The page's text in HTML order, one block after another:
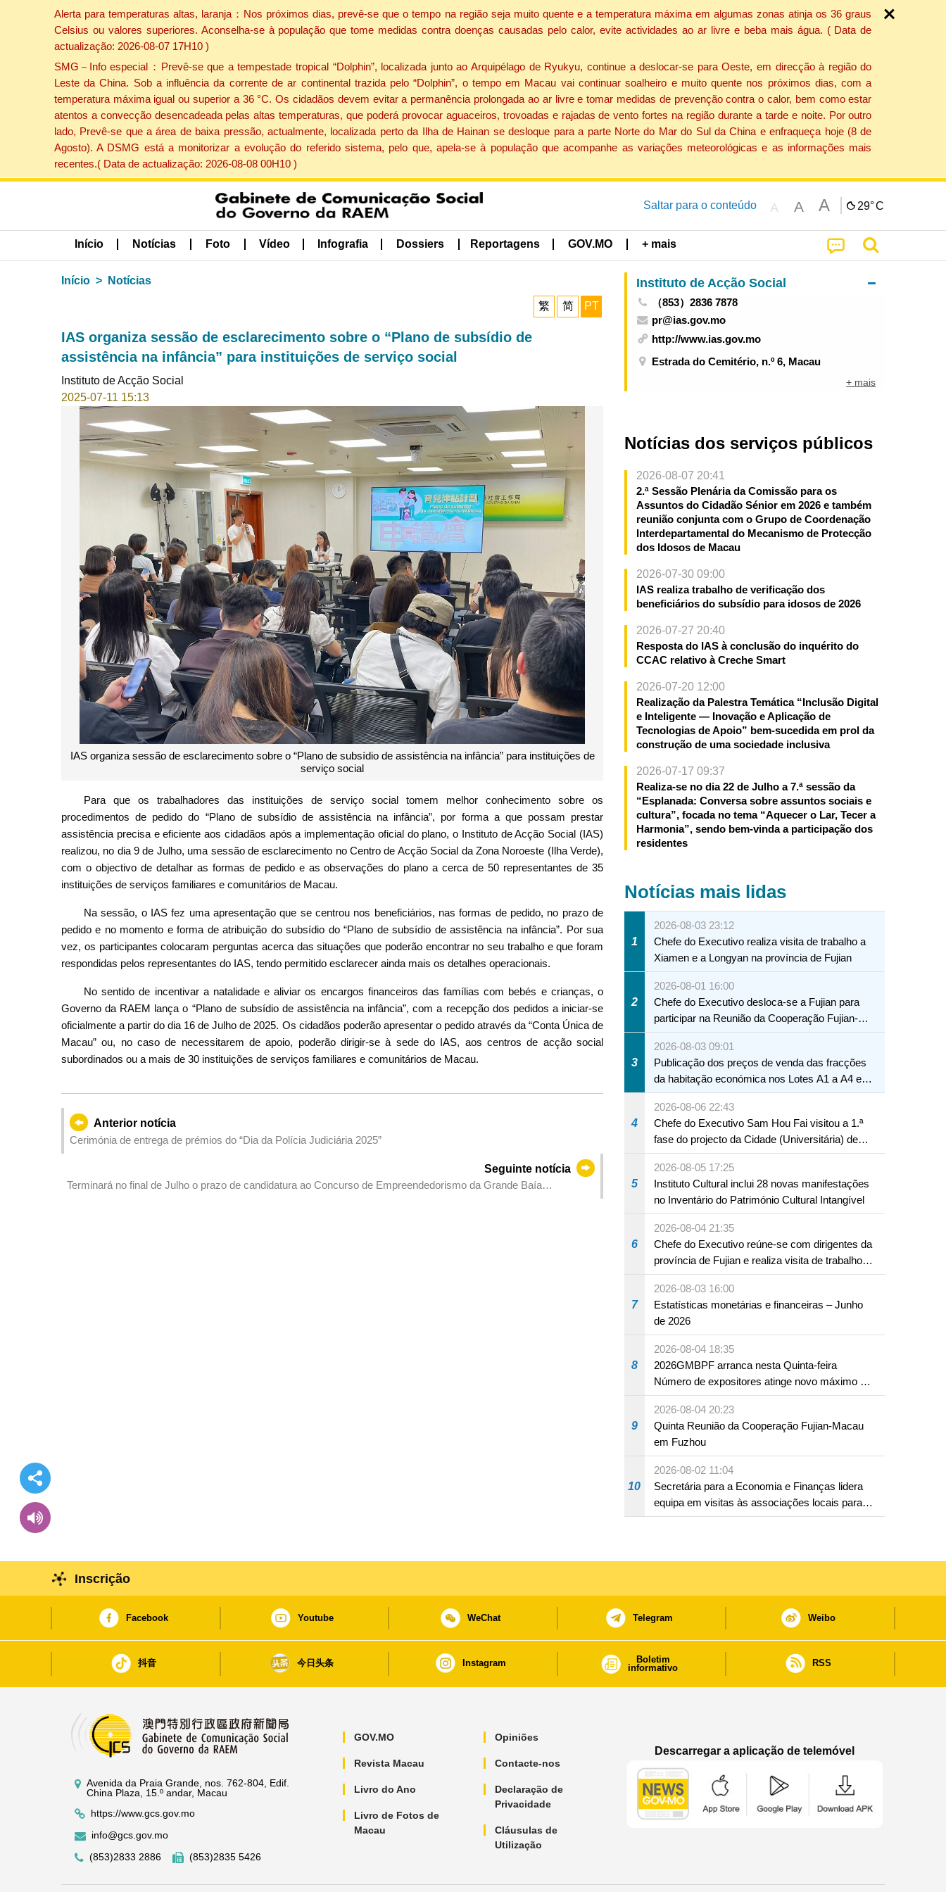
Alerta para temperaturas altas, laranja：Nos próximos dias, prevê-se que o tempo na região seja muito quente e a temperatura máxima em algumas zonas atinja os 36 graus
Celsius ou valores superiores. Aconselha-se à população que tome medidas contra doenças causadas pelo calor, evite actividades ao ar livre e beba mais água. ( Data de
actualização: 2026-08-07 17H10 )
SMG－Info especial：Prevê-se que a tempestade tropical “Dolphin”, localizada junto ao Arquipélago de Ryukyu, continue a deslocar-se para Oeste, em direcção à região do
Leste da China. Sob a influência da corrente de ar continental trazida pelo “Dolphin”, o tempo em Macau vai continuar soalheiro e muito quente nos próximos dias, com a
temperatura máxima igual ou superior a 36 °C. Os cidadãos devem evitar a permanência prolongada ao ar livre e tomar medidas de prevenção contra o calor, bem como estar
atentos a convecção desencadeada pelas altas temperaturas, que poderá provocar aguaceiros, trovoadas e rajadas de vento fortes na região durante a tarde e noite. Por outro
lado, Prevê-se que a área de baixa pressão, actualmente, localizada perto da Ilha de Hainan se desloque para a parte Norte do Mar do Sul da China e enfraqueça hoje (8 de
Agosto). A DSMG está a monitorizar a evolução do referido sistema, pelo que, apela-se à população que acompanhe as variações meteorológicas e as informações mais
recentes.( Data de actualização: 2026-08-08 00H10 )
Saltar para o conteúdo A A A 29°C
Início Notícias Foto Vídeo Infografia Dossiers Reportagens GOV.MO + mais
Início Notícias
繁 简 PT
IAS organiza sessão de esclarecimento sobre o “Plano de subsídio de
assistência na infância” para instituições de serviço social
Instituto de Acção Social
2025-07-11 15:13
IAS organiza sessão de esclarecimento sobre o “Plano de subsídio de assistência na infância” para instituições de
serviço social
Para que os trabalhadores das instituições de serviço social tomem melhor conhecimento sobre os
procedimentos de pedido do “Plano de subsídio de assistência na infância”, por forma a que possam prestar
assistência precisa e eficiente aos cidadãos após a implementação oficial do plano, o Instituto de Acção Social (IAS)
realizou, no dia 9 de Julho, uma sessão de esclarecimento no Centro de Acção Social da Zona Noroeste (Ilha Verde),
com o objectivo de detalhar as formas de pedido e as observações do plano a cerca de 50 representantes de 35
instituições de serviços familiares e comunitários de Macau.
Na sessão, o IAS fez uma apresentação que se centrou nos beneficiários, nas formas de pedido, no prazo de
pedido e no momento e forma de atribuição do subsídio do “Plano de subsídio de assistência na infância”. Por sua
vez, os participantes colocaram perguntas acerca das situações que poderão encontrar no seu trabalho e que foram
respondidas pelos representantes do IAS, tendo permitido esclarecer ainda mais os detalhes operacionais.
No sentido de incentivar a natalidade e aliviar os encargos financeiros das famílias com bebés e crianças, o
Governo da RAEM lança o “Plano de subsídio de assistência na infância”, com a recepção dos pedidos a iniciar-se
oficialmente a partir do dia 16 de Julho de 2025. Os cidadãos poderão apresentar o pedido através da “Conta Única de
Macau” ou, no caso de necessitarem de apoio, poderão dirigir-se à sede do IAS, aos centros de acção social
subordinados ou a mais de 30 instituições de serviços familiares e comunitários de Macau.
Anterior notícia
Cerimónia de entrega de prémios do “Dia da Polícia Judiciária 2025”
Seguinte notícia
Terminará no final de Julho o prazo de candidatura ao Concurso de Empreendedorismo da Grande Baía
Instituto de Acção Social
（853）2836 7878
pr@ias.gov.mo
http://www.ias.gov.mo
Estrada do Cemitério, n.º 6, Macau
+ mais
Notícias dos serviços públicos
2026-08-07 20:41
2.ª Sessão Plenária da Comissão para os
Assuntos do Cidadão Sénior em 2026 e também
reunião conjunta com o Grupo de Coordenação
Interdepartamental do Mecanismo de Protecção
dos Idosos de Macau
2026-07-30 09:00
IAS realiza trabalho de verificação dos
beneficiários do subsídio para idosos de 2026
2026-07-27 20:40
Resposta do IAS à conclusão do inquérito do
CCAC relativo à Creche Smart
2026-07-20 12:00
Realização da Palestra Temática “Inclusão Digital
e Inteligente — Inovação e Aplicação de
Tecnologias de Apoio” bem-sucedida em prol da
construção de uma sociedade inclusiva
2026-07-17 09:37
Realiza-se no dia 22 de Julho a 7.ª sessão da
“Esplanada: Conversa sobre assuntos sociais e
cultura”, focada no tema “Aquecer o Lar, Tecer a
Harmonia”, sendo bem-vinda a participação dos
residentes
Notícias mais lidas
1
2026-08-03 23:12
Chefe do Executivo realiza visita de trabalho a
Xiamen e a Longyan na província de Fujian
2
2026-08-01 16:00
Chefe do Executivo desloca-se a Fujian para
participar na Reunião da Cooperação Fujian-
Macau
3
2026-08-03 09:01
Publicação dos preços de venda das fracções
da habitação económica nos Lotes A1 a A4 e
A12 da Zona A dos Novos Aterros
4
2026-08-06 22:43
Chefe do Executivo Sam Hou Fai visitou a 1.ª
fase do projecto da Cidade (Universitária) de
Educação Internacional de Macau e Hengqin
5
2026-08-05 17:25
Instituto Cultural inclui 28 novas manifestações
no Inventário do Património Cultural Intangível
6
2026-08-04 21:35
Chefe do Executivo reúne-se com dirigentes da
província de Fujian e realiza visita de trabalho
em Fuzhou
7
2026-08-03 16:00
Estatísticas monetárias e financeiras – Junho
de 2026
8
2026-08-04 18:35
2026GMBPF arranca nesta Quinta-feira
Número de expositores atinge novo máximo em
18 anos
9
2026-08-04 20:23
Quinta Reunião da Cooperação Fujian-Macau
em Fuzhou
10
2026-08-02 11:04
Secretária para a Economia e Finanças lidera
equipa em visitas às associações locais para
consolidar consensos e promover os trabalhos
Inscrição
Facebook Youtube WeChat Telegram Weibo
抖音 今日头条 Instagram
Boletim
informativo
RSS
Avenida da Praia Grande, nos. 762-804, Edif.
China Plaza, 15.º andar, Macau
https://www.gcs.gov.mo
info@gcs.gov.mo
(853)2833 2886
(853)2835 5426
GOV.MO
Revista Macau
Livro do Ano
Livro de Fotos de
Macau
Opiniões
Contacte-nos
Declaração de
Privacidade
Cláusulas de
Utilização
Descarregar a aplicação de telemóvel